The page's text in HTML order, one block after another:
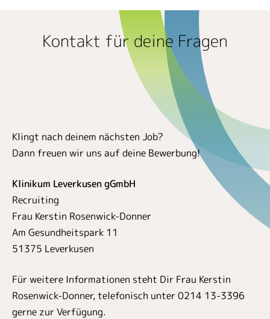
Kontakt für deine Fragen
Klingt nach deinem nächsten Job?
Dann freuen wir uns auf deine Bewerbung!
Klinikum Leverkusen gGmbH
Recruiting
Frau Kerstin Rosenwick-Donner
Am Gesundheitspark 11
51375 Leverkusen
Für weitere Informationen steht Dir Frau Kerstin
Rosenwick-Donner, telefonisch unter 0214 13-3396
gerne zur Verfügung.